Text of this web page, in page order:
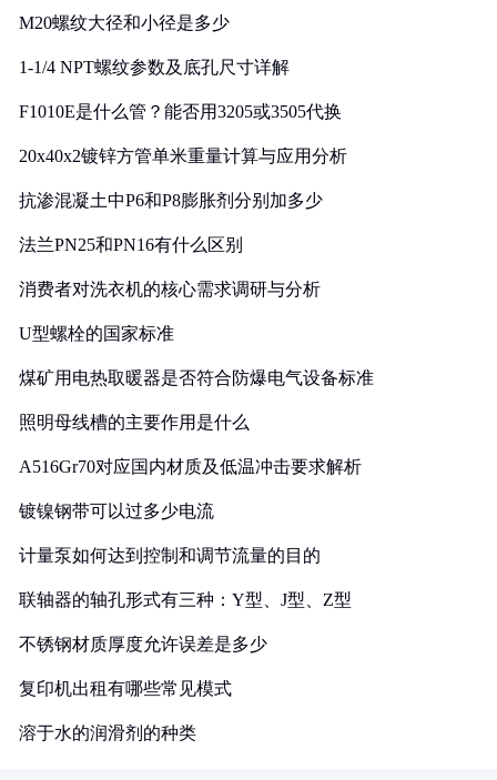
M20螺纹大径和小径是多少
1-1/4 NPT螺纹参数及底孔尺寸详解
F1010E是什么管？能否用3205或3505代换
20x40x2镀锌方管单米重量计算与应用分析
抗渗混凝土中P6和P8膨胀剂分别加多少
法兰PN25和PN16有什么区别
消费者对洗衣机的核心需求调研与分析
U型螺栓的国家标准
煤矿用电热取暖器是否符合防爆电气设备标准
照明母线槽的主要作用是什么
A516Gr70对应国内材质及低温冲击要求解析
镀镍钢带可以过多少电流
计量泵如何达到控制和调节流量的目的
联轴器的轴孔形式有三种：Y型、J型、Z型
不锈钢材质厚度允许误差是多少
复印机出租有哪些常见模式
溶于水的润滑剂的种类